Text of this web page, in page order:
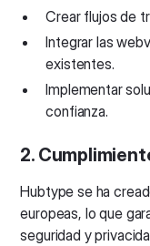
Crear flujos de
Integrar las
existentes.
Implementar
confianza.
2.
Hubtype se ha
europeas, lo que
seguridad y